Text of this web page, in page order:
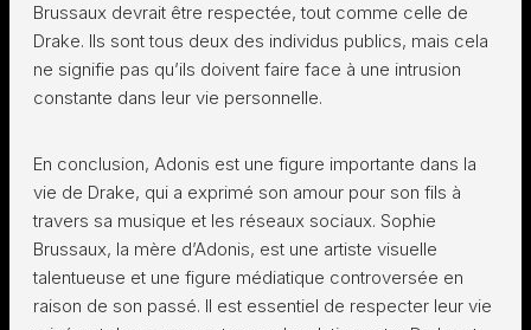
Brussaux devrait être respectée, tout comme celle de
Drake. Ils sont tous deux des individus publics, mais cela
ne signifie pas qu’ils doivent faire face à une intrusion
constante dans leur vie personnelle.
En conclusion, Adonis est une figure importante dans la
vie de Drake, qui a exprimé son amour pour son fils à
travers sa musique et les réseaux sociaux. Sophie
Brussaux, la mère d’Adonis, est une artiste visuelle
talentueuse et une figure médiatique controversée en
raison de son passé. Il est essentiel de respecter leur vie